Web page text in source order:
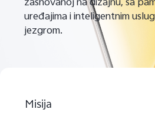
uređajima i inteligentnim
jezgrom.
Misija